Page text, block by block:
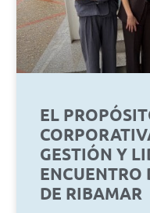
EL
GESTIÓN Y
ENCUENTRO
DE RIBAMAR